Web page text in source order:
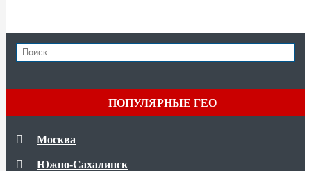
Search
for:
ПОПУЛЯРНЫЕ ГЕО
Москва
Южно-Сахалинск